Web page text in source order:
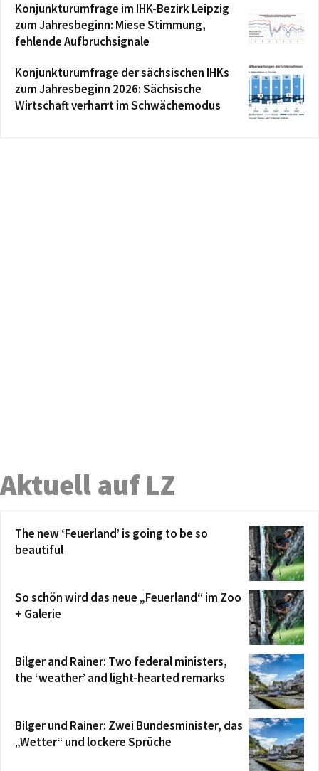
Konjunkturumfrage im IHK-Bezirk Leipzig
zum Jahresbeginn: Miese Stimmung,
fehlende Aufbruchsignale
Konjunkturumfrage der sächsischen IHKs
zum Jahresbeginn 2026: Sächsische
Wirtschaft verharrt im Schwächemodus
Aktuell auf LZ
The new ‘Feuerland’ is going to be so
beautiful
So schön wird das neue „Feuerland“ im Zoo
+ Galerie
Bilger and Rainer: Two federal ministers,
the ‘weather’ and light-hearted remarks
Bilger und Rainer: Zwei Bundesminister, das
„Wetter“ und lockere Sprüche